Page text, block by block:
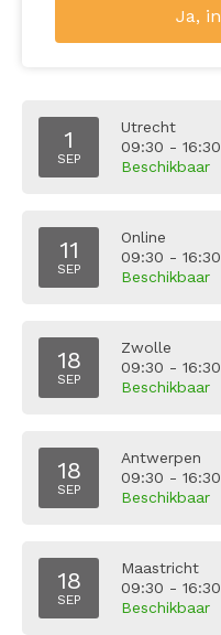
1
SEP
Utrecht
09:30 - 16:30
Beschikbaar
11
SEP
Online
09:30 - 16:30
Beschikbaar
18
SEP
Zwolle
09:30 - 16:30
Beschikbaar
18
SEP
Antwerpen
09:30 - 16:30
Beschikbaar
18
SEP
Maastricht
09:30 - 16:30
Beschikbaar